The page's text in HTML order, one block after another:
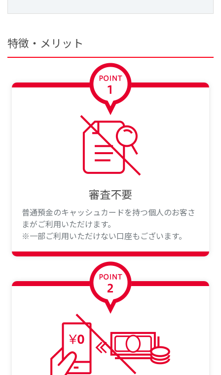
特徴・メリット
審査不要
普通預金のキャッシュカードを持つ個人のお客さ
まがご利用いただけます。
※一部ご利用いただけない口座もございます。